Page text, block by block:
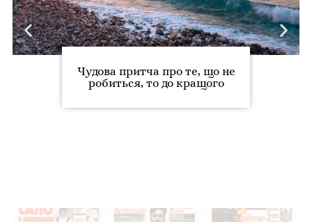
Чудова притча про те, що не
робиться, то до кращого